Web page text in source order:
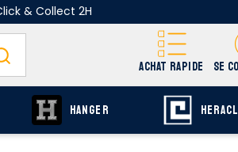
& Collect 2H
ACHAT RAPIDE SE
HANGER